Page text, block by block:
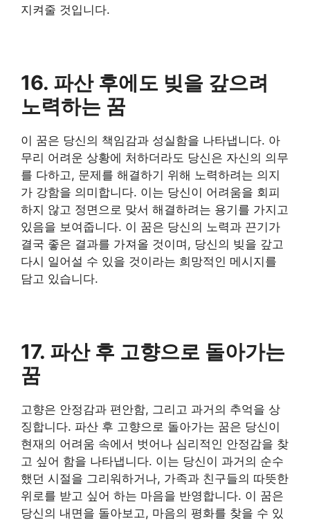
지켜줄 것입니다.
16. 파산 후에도 빚을 갚으려
노력하는 꿈
이 꿈은 당신의 책임감과 성실함을 나타냅니다. 아
무리 어려운 상황에 처하더라도 당신은 자신의 의무
를 다하고, 문제를 해결하기 위해 노력하려는 의지
가 강함을 의미합니다. 이는 당신이 어려움을 회피
하지 않고 정면으로 맞서 해결하려는 용기를 가지고
있음을 보여줍니다. 이 꿈은 당신의 노력과 끈기가
결국 좋은 결과를 가져올 것이며, 당신의 빚을 갚고
다시 일어설 수 있을 것이라는 희망적인 메시지를
담고 있습니다.
17. 파산 후 고향으로 돌아가는
꿈
고향은 안정감과 편안함, 그리고 과거의 추억을 상
징합니다. 파산 후 고향으로 돌아가는 꿈은 당신이
현재의 어려움 속에서 벗어나 심리적인 안정감을 찾
고 싶어 함을 나타냅니다. 이는 당신이 과거의 순수
했던 시절을 그리워하거나, 가족과 친구들의 따뜻한
위로를 받고 싶어 하는 마음을 반영합니다. 이 꿈은
당신의 내면을 돌아보고, 마음의 평화를 찾을 수 있